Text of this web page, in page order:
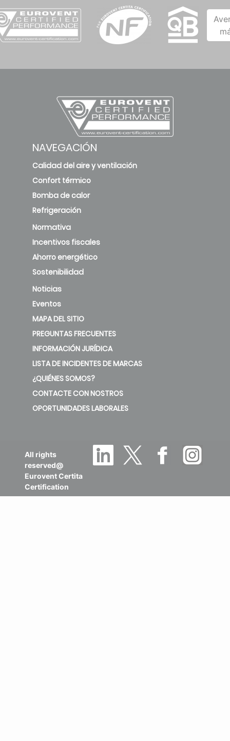
NAVEGACIÓN
Calidad del aire y ventilación
Confort térmico
Bomba de calor
Refrigeración
Normativa
Incentivos fiscales
Ahorro energético
Sostenibilidad
Noticias
Eventos
MAPA DEL SITIO
PREGUNTAS FRECUENTES
INFORMACIÓN JURÍDICA
LISTA DE INCIDENTES DE MARCAS
¿QUIÉNES SOMOS?
CONTACTE CON NOSTROS
OPORTUNIDADES LABORALES
All rights
reserved@
Eurovent Certita
Certification